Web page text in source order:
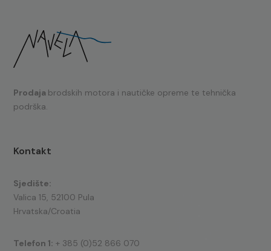
Prodaja brodskih motora i nautičke opreme te tehnička
podrška.
Kontakt
Sjedište:
Valica 15, 52100 Pula
Hrvatska/Croatia
Telefon 1: + 385 (0)52 866 070